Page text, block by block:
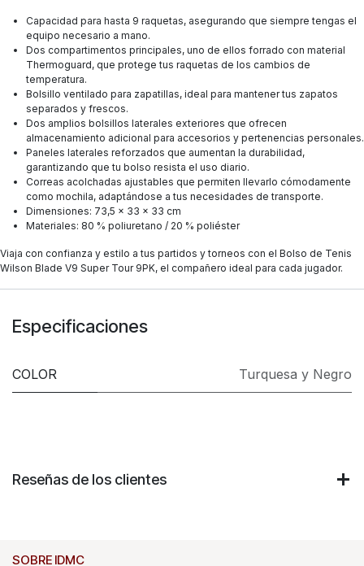
Capacidad para hasta 9 raquetas, asegurando que siempre tengas el
equipo necesario a mano.
Dos compartimentos principales, uno de ellos forrado con material
Thermoguard, que protege tus raquetas de los cambios de
temperatura.
Bolsillo ventilado para zapatillas, ideal para mantener tus zapatos
separados y frescos.
Dos amplios bolsillos laterales exteriores que ofrecen
almacenamiento adicional para accesorios y pertenencias personales.
Paneles laterales reforzados que aumentan la durabilidad,
garantizando que tu bolso resista el uso diario.
Correas acolchadas ajustables que permiten llevarlo cómodamente
como mochila, adaptándose a tus necesidades de transporte.
Dimensiones: 73,5 × 33 × 33 cm
Materiales: 80 % poliuretano / 20 % poliéster
Viaja con confianza y estilo a tus partidos y torneos con el Bolso de Tenis
Wilson Blade V9 Super Tour 9PK, el compañero ideal para cada jugador.
Especificaciones
COLOR Turquesa y Negro
Reseñas de los clientes
SOBRE IDMC